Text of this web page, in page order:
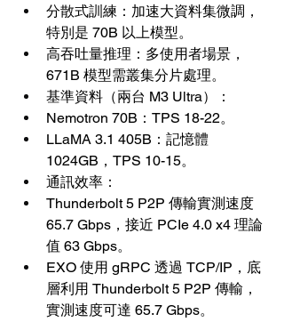
分散式訓練：加速大資料集微調，
特別是 70B 以上模型。
高吞吐量推理：多使用者場景，
671B 模型需叢集分片處理。
基準資料（兩台 M3 Ultra）：
Nemotron 70B：TPS 18-22。
LLaMA 3.1 405B：記憶體
1024GB，TPS 10-15。
通訊效率：
Thunderbolt 5 P2P 傳輸實測速度
65.7 Gbps，接近 PCIe 4.0 x4 理論
值 63 Gbps。
EXO 使用 gRPC 透過 TCP/IP，底
層利用 Thunderbolt 5 P2P 傳輸，
實測速度可達 65.7 Gbps。